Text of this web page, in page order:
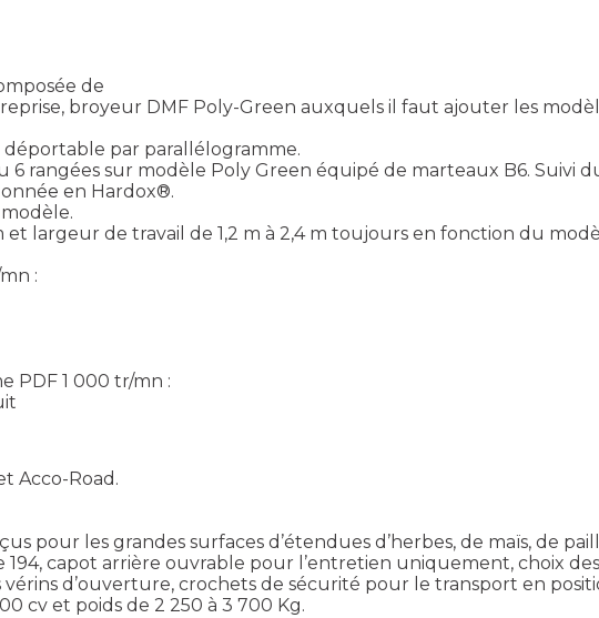
de
broyeur DMF Poly-Green auxquels il faut ajouter les
par parallélogramme.
6 rangées sur modèle Poly Green équipé de marteaux B6. Suivi
en Hardox®.
et largeur de travail de 1,2 m à 2,4 m toujours en fonction du
:
PDF 1 000 tr/mn :
Acco-Road.
pour les grandes surfaces d’étendues d’herbes, de maïs, de
capot arrière ouvrable pour l’entretien uniquement, choix
d’ouverture, crochets de sécurité pour le transport en
cv et poids de 2 250 à 3 700 Kg.